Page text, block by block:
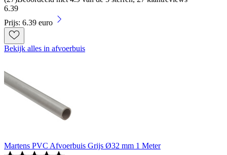
6.39
Prijs: 6.39 euro
Bekijk alles in afvoerbuis
Martens PVC Afvoerbuis Grijs Ø32 mm 1 Meter